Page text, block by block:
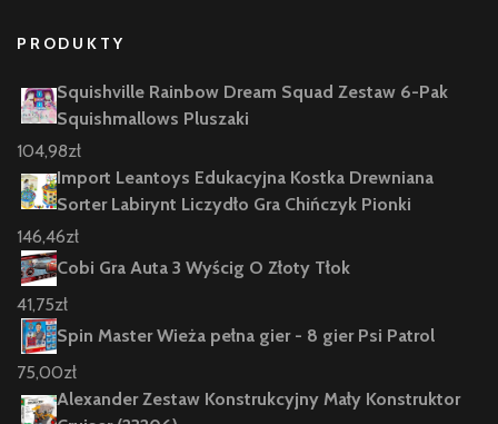
PRODUKTY
Squishville Rainbow Dream Squad Zestaw 6-Pak
Squishmallows Pluszaki
104,98zł
Import Leantoys Edukacyjna Kostka Drewniana
Sorter Labirynt Liczydło Gra Chińczyk Pionki
146,46zł
Cobi Gra Auta 3 Wyścig O Złoty Tłok
41,75zł
Spin Master Wieża pełna gier - 8 gier Psi Patrol
75,00zł
Alexander Zestaw Konstrukcyjny Mały Konstruktor